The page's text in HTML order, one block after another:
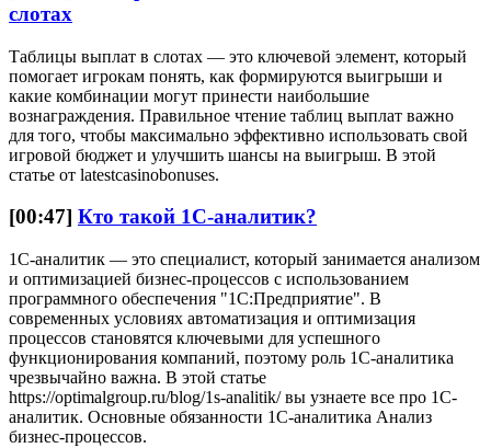
слотах
Таблицы выплат в слотах — это ключевой элемент, который
помогает игрокам понять, как формируются выигрыши и
какие комбинации могут принести наибольшие
вознаграждения. Правильное чтение таблиц выплат важно
для того, чтобы максимально эффективно использовать свой
игровой бюджет и улучшить шансы на выигрыш. В этой
статье от latestcasinobonuses.
[00:47] Кто такой 1С-аналитик?
1С-аналитик — это специалист, который занимается анализом
и оптимизацией бизнес-процессов с использованием
программного обеспечения "1С:Предприятие". В
современных условиях автоматизация и оптимизация
процессов становятся ключевыми для успешного
функционирования компаний, поэтому роль 1С-аналитика
чрезвычайно важна. В этой статье
https://optimalgroup.ru/blog/1s-analitik/ вы узнаете все про 1С-
аналитик. Основные обязанности 1С-аналитика Анализ
бизнес-процессов.